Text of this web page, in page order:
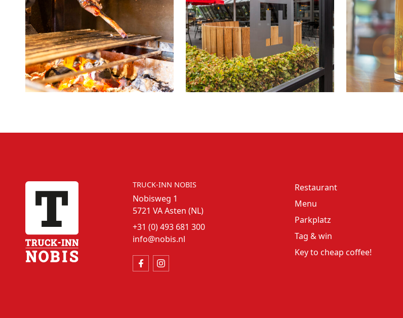
TRUCK-INN NOBIS
Nobisweg 1
5721 VA Asten (NL)
+31 (0) 493 681 300
info@nobis.nl
Restaurant
Menu
Parkplatz
Tag & win
Key to cheap coffee!